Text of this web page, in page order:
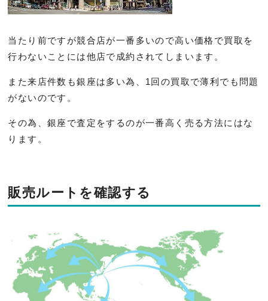
当たり前ですが競合店が一番多いので高い価格で買取を
行わないことには他店で成約されてしまいます。
また来店件数も銀座は多い為、1回の買取で薄利でも問題
がないのです。
その為、銀座で査定をするのが一番高く売る方法にはな
ります。
販売ルートを確認する